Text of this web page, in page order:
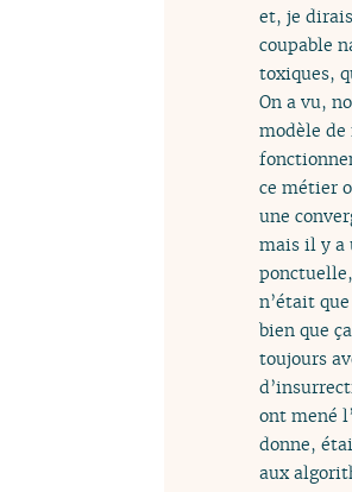
et, je
coupable
toxiques,
On a vu,
modèle de
ce métier
une
mais il y a
n’était
bien que
toujours
ont mené
donne,
aux